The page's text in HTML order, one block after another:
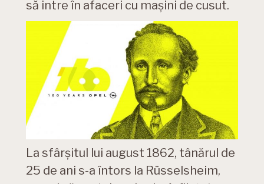
să intre în afaceri cu mașini de cusut.
La sfârșitul lui august 1862, tânărul de
25 de ani s-a întors la Rüsselsheim,